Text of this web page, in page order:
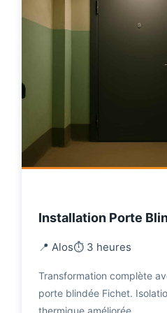
Installation Porte
📍 Alos⏱️ 3 heures
Transformation complète
porte blindée Fichet.
thermique améliorée.